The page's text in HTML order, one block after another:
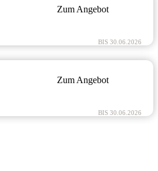
Zum Angebot
BIS 30.06.2026
Zum Angebot
BIS 30.06.2026